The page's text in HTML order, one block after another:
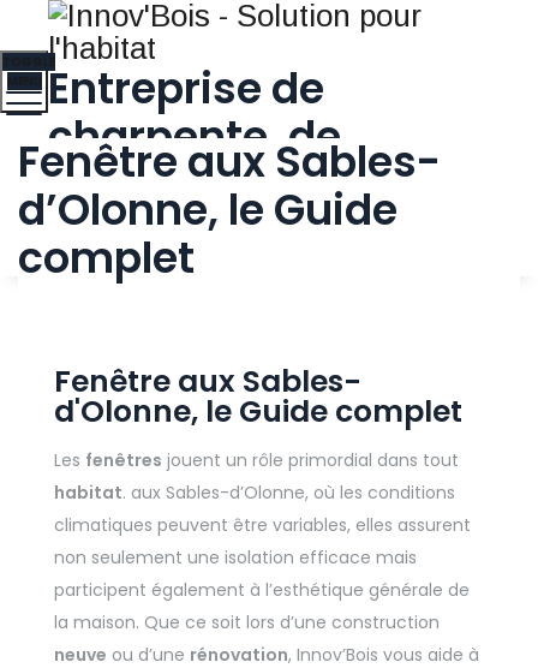
Entreprise de
charpente, de
menuiserie générale
et d’agencement
implantée aux
DEMANDE DE RAPPEL
TOGGLE
MENU
Fenêtre aux Sables-
d’Olonne, le Guide
complet
Fenêtre aux Sables-
d'Olonne, le Guide complet
Les fenêtres jouent un rôle primordial dans tout
habitat. aux Sables-d’Olonne, où les conditions
climatiques peuvent être variables, elles assurent
non seulement une isolation efficace mais
participent également à l’esthétique générale de
la maison. Que ce soit lors d’une construction
neuve ou d’une rénovation, Innov’Bois vous aide à